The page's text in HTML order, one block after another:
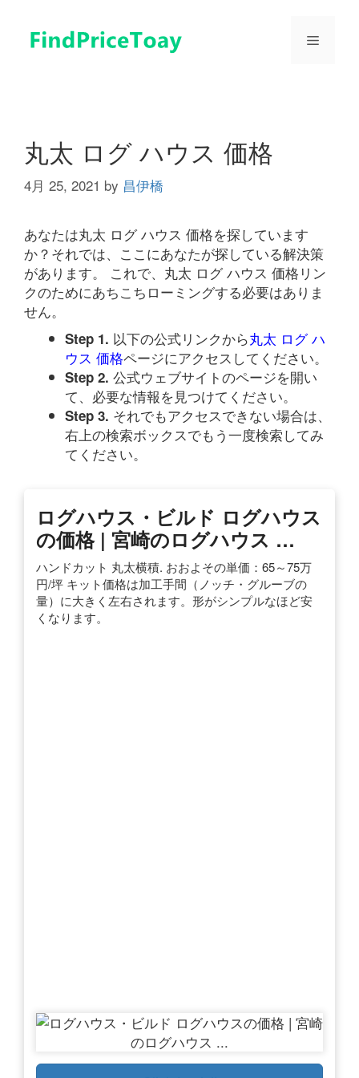
メ
丸太 ログ ハウス 価格
4月 25, 2021 by 昌伊橋
あなたは丸太 ログ ハウス 価格を探しています
か？それでは、ここにあなたが探している解決策
があります。 これで、丸太 ログ ハウス 価格リン
クのためにあちこちローミングする必要はありま
せん。
Step 1. 以下の公式リンクから丸太 ログ ハ
ウス 価格ページにアクセスしてください。
Step 2. 公式ウェブサイトのページを開い
て、必要な情報を見つけてください。
Step 3. それでもアクセスできない場合は、
右上の検索ボックスでもう一度検索してみ
てください。
ログハウス・ビルド ログハウス
の価格 | 宮崎のログハウス …
ハンドカット 丸太横積. おおよその単価：65～75万
円/坪 キット価格は加工手間（ノッチ・グルーブの
量）に大きく左右されます。形がシンプルなほど安
くなります。